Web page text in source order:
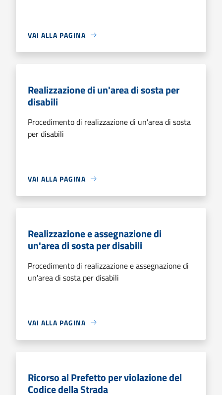
VAI ALLA PAGINA
Realizzazione di un'area di sosta per
disabili
Procedimento di realizzazione di un'area di sosta
per disabili
VAI ALLA PAGINA
Realizzazione e assegnazione di
un'area di sosta per disabili
Procedimento di realizzazione e assegnazione di
un'area di sosta per disabili
VAI ALLA PAGINA
Ricorso al Prefetto per violazione del
Codice della Strada